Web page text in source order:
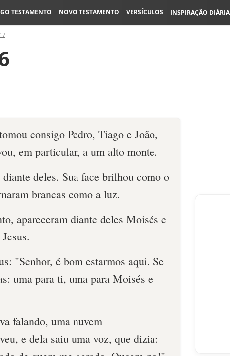
TESTAMENTO NOVO TESTAMENTO VERSÍCULOS INSPIRAÇÃO DIÁRIA
consigo Pedro, Tiago e João,
em particular, a um alto monte.
deles. Sua face brilhou como o
brancas como a luz.
apareceram diante deles Moisés e
"Senhor, é bom estarmos aqui. Se
uma para ti, uma para Moisés e
falando, uma nuvem
e dela saiu uma voz, que dizia: